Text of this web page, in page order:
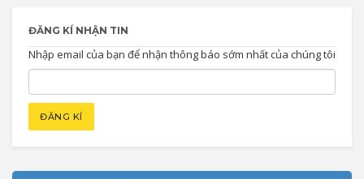
ĐĂNG KÍ NHẬN TIN
Nhập email của bạn để nhận thông báo sớm nhất của chúng tôi